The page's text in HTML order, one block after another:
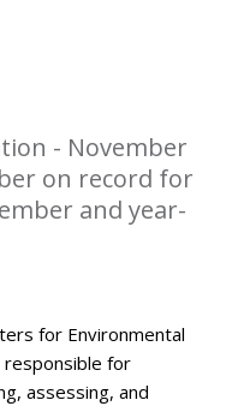
- November
on record for
and year-
for Environmental
responsible for
assessing, and